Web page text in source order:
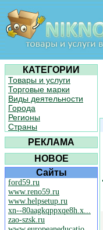
КАТЕГОРИИ
Товары и услуги
Торговые марки
Виды деятельности
Города
Регионы
Страны
РЕКЛАМА
НОВОЕ
Сайты
ford59.ru
www.reno59.ru
www.helpsetup.ru
xn--80aagkqppxqe8h.x...
zao-szsk.ru